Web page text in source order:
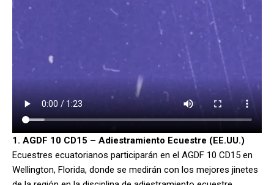
1. AGDF 10 CD15 – Adiestramiento Ecuestre (EE.UU.)
Ecuestres ecuatorianos participarán en el AGDF 10 CD15 en
Wellington, Florida, donde se medirán con los mejores jinetes